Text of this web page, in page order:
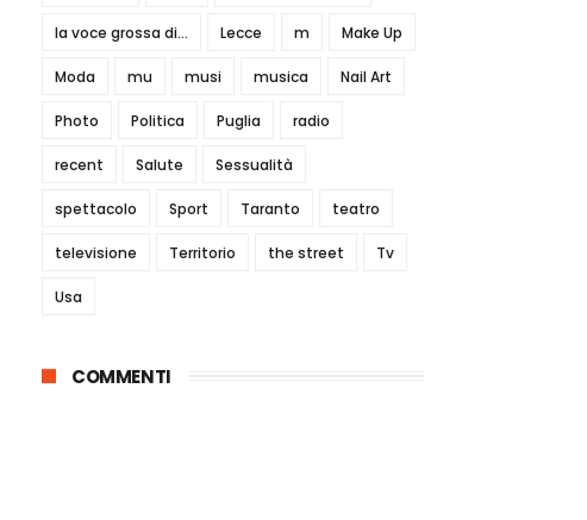
la voce grossa di... Lecce m Make Up
Moda mu musi musica Nail Art
Photo Politica Puglia radio
recent Salute Sessualità
spettacolo Sport Taranto teatro
televisione Territorio the street Tv
Usa
COMMENTI